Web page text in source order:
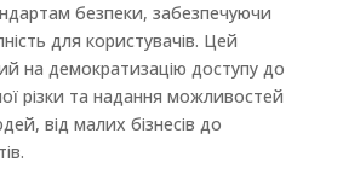
безпеки, забезпечуючи
для користувачів. Цей
на демократизацію доступу до
різки та надання можливостей
від малих бізнесів до